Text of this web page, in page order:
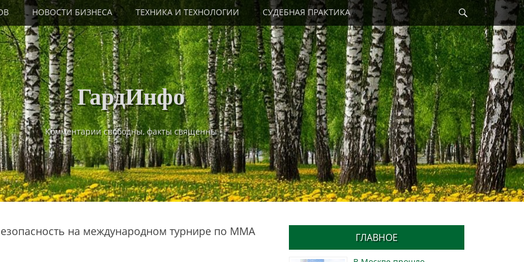
НОВОСТИ БИЗНЕСА ТЕХНИКА И ТЕХНОЛОГИИ СУДЕБНАЯ ПРАКТИКА
Найти
ГардИнфо
Комментарии свободны, факты священны
на международном турнире по ММА ГЛАВНОЕ